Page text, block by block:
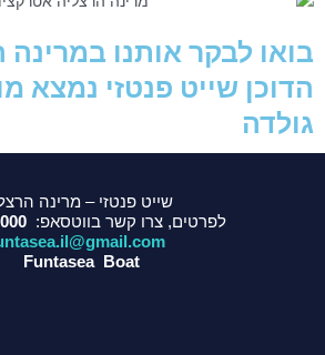
בואו לבקר אותנו במרינה
הדוכן שייט פנטזי נמצא
גולדה
שייט פנטזי – מרינה
לפרטים, צרו קשר בווטסאפ:
Funtasea Boat